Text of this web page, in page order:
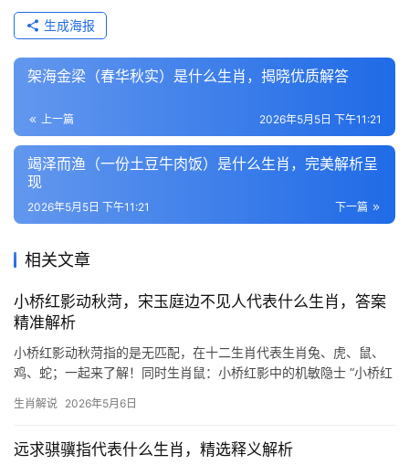
生成海报
架海金梁（春华秋实）是什么生肖，揭晓优质解答
上一篇 2026年5月5日 下午11:21
竭泽而渔（一份土豆牛肉饭）是什么生肖，完美解析呈
现
下一篇
2026年5月5日 下午11:21
相关文章
小桥红影动秋菏，宋玉庭边不见人代表什么生肖，答案
精准解析
小桥红影动秋菏指的是无匹配，在十二生肖代表生肖兔、虎、鼠、
鸡、蛇；一起来了解！同时生肖鼠：小桥红影中的机敏隐士 “小桥红
性，恰合生肖鼠的智慧与低调，鼠为十二生肖之首，五行属水，天
生肖解说 2026年5月6日
远求骐骥指代表什么生肖，精选释义解析